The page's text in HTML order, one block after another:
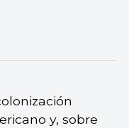
y, sobre